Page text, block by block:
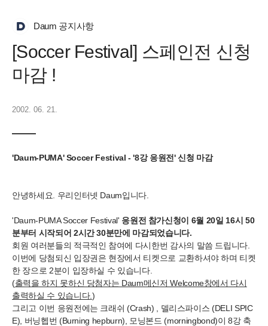
Daum 공지사항
[Soccer Festival] 스페인전 신청
마감 !
2002. 06. 21.
'Daum-PUMA' Soccer Festival - '8강 응원전' 신청 마감
안녕하세요. 우리인터넷 Daum입니다.
'Daum-PUMA Soccer Festival' 응원전 참가신청이 6월 20일 16시 50
분부터 시작되어 2시간 30분만에 마감되었습니다.
회원 여러분들의 적극적인 참여에 다시한번 감사의 말씀 드립니다.
이번에 당첨되신 입장권은 현장에서 티켓으로 교환하셔야 하며 티켓
한 장으로 2분이 입장하실 수 있습니다.
(출력을 하지 못하신 당첨자는 Daum메신저 Welcome창에서 다시
출력하실 수 있습니다.)
그리고 이번 응원전에는 크래쉬 (Crash) , 델리스파이스 (DELI SPIC
E), 버닝헵번 (Burning hepburn), 모닝본드 (morningbond)이 8강 축